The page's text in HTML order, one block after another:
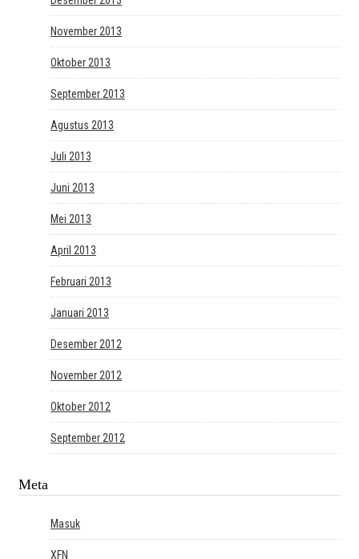
November 2013
Oktober 2013
September 2013
Agustus 2013
Juli 2013
Juni 2013
Mei 2013
April 2013
Februari 2013
Januari 2013
Desember 2012
November 2012
Oktober 2012
September 2012
Meta
Masuk
XFN